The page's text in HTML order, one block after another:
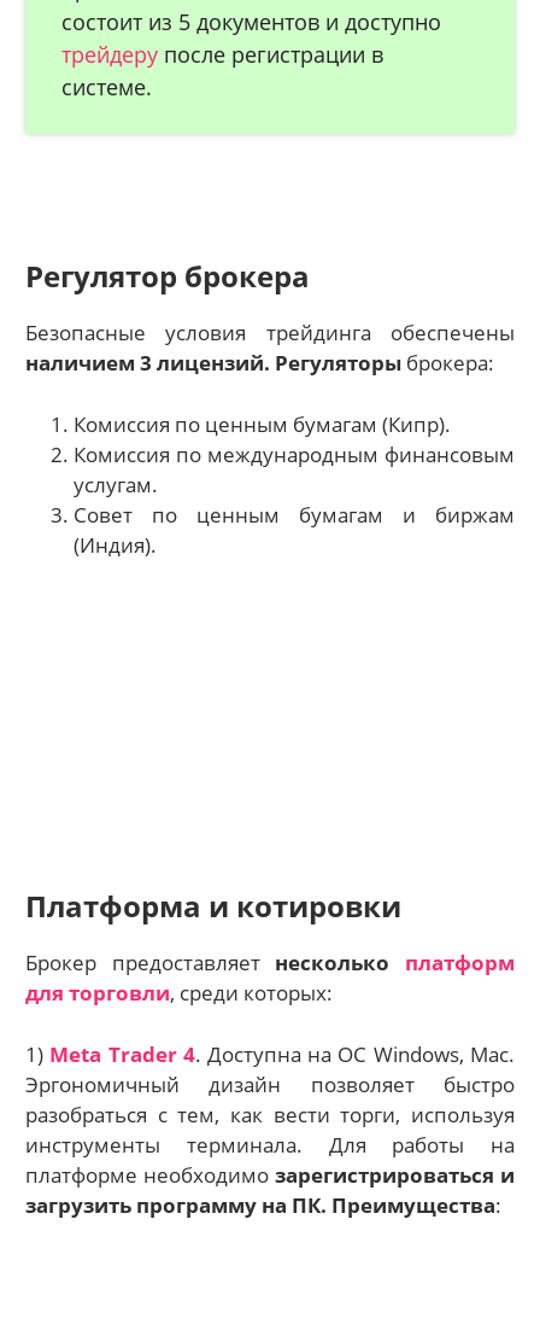
состоит из 5 документов и доступно
трейдеру после регистрации в
системе.
Регулятор брокера
Безопасные условия трейдинга обеспечены
наличием 3 лицензий. Регуляторы брокера:
Комиссия по ценным бумагам (Кипр).
Комиссия по международным финансовым
услугам.
Совет по ценным бумагам и биржам
(Индия).
Платформа и котировки
Брокер предоставляет несколько платформ
для торговли, среди которых:
1) Meta Trader 4. Доступна на ОС Windows, Mac.
Эргономичный дизайн позволяет быстро
разобраться с тем, как вести торги, используя
инструменты терминала. Для работы на
платформе необходимо зарегистрироваться и
загрузить программу на ПК. Преимущества: